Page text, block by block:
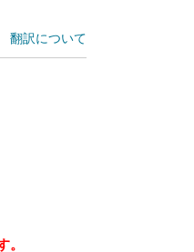
翻訳について